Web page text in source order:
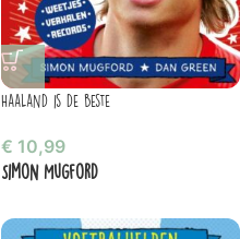
Haaland is de beste
€ 10,99
Simon Mugford